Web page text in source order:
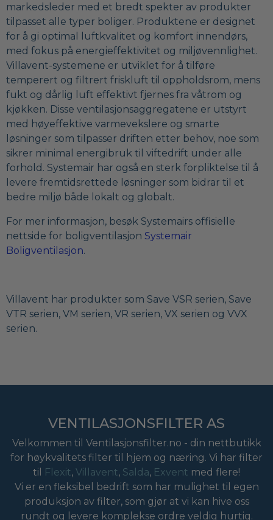
markedsleder med et bredt spekter av produkter
tilpasset alle typer boliger. Produktene er designet
for å gi optimal luftkvalitet og komfort innendørs,
med fokus på energieffektivitet og miljøvennlighet.
Villavent-systemene er utviklet for å tilføre
temperert og filtrert friskluft til oppholdsrom, mens
fukt og dårlig luft effektivt fjernes fra våtrom og
kjøkken. Disse ventilasjonsaggregatene er utstyrt
med høyeffektive varmevekslere og smarte
løsninger som tilpasser driften etter behov, noe som
sikrer minimal energibruk til viftedrift under alle
forhold. Systemair har også en sterk forpliktelse til å
levere fremtidsrettede løsninger som bidrar til et
bedre miljø både lokalt og globalt.
For mer informasjon, besøk Systemairs offisielle
nettside for boligventilasjon Systemair
Boligventilasjon.
Villavent har produkter som Save VSR serien, Save
VTR serien, VM serien, VR serien, VX serien og VVX
serien.
VENTILASJONSFILTER AS
Velkommen til Ventilasjonsfilter.no - din nettbutikk
for høykvalitets filter til hjem og næring. Vi har filter
til
Flexit, Villavent, Salda, Exvent med flere!
Vi er en fleksibel bedrift som har mulighet til egen
produksjon av filter, som gjør at vi kan hive oss
rundt og levere komplekse ordre veldig hurtig.